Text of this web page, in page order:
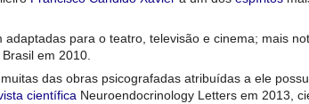
para o teatro, televisão e cinema; mais
em 2010.
das obras psicografadas atribuídas a ele
científica Neuroendocrinology Letters em 2013,